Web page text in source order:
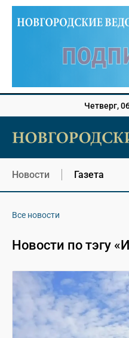
Четверг,
Новости Газета
Все новости
Новости по тэгу